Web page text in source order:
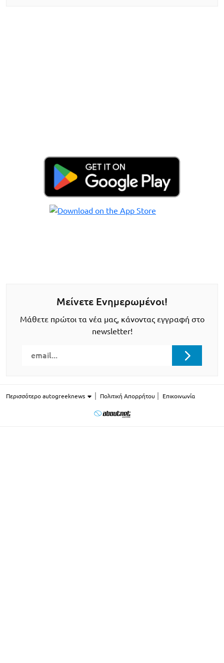
Μείνετε Ενημερωμένοι!
Μάθετε πρώτοι τα νέα μας, κάνοντας εγγραφή στο
newsletter!
Περισσότερο autogreeknews Πολιτική Απορρήτου Επικοινωνία